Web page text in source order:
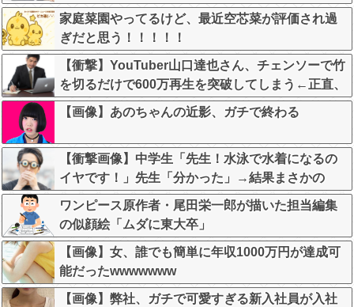
←これw w w w w w w w w
家庭菜園やってるけど、最近空芯菜が評価され過
ぎだと思う！！！！！
【衝撃】YouTuber山口達也さん、チェンソーで竹
を切るだけで600万再生を突破してしまう←正直、
こう言うのでいいんだよなw w w w w w w w
【画像】あのちゃんの近影、ガチで終わる
【衝撃画像】中学生「先生！水泳で水着になるの
イヤです！」先生「分かった」→結果まさかの
『こう』なってしまうw w w w w w w
ワンピース原作者・尾田栄一郎が描いた担当編集
の似顔絵「ムダに東大卒」
【画像】女、誰でも簡単に年収1000万円が達成可
能だったwwwwwww
【画像】弊社、ガチで可愛すぎる新入社員が入社